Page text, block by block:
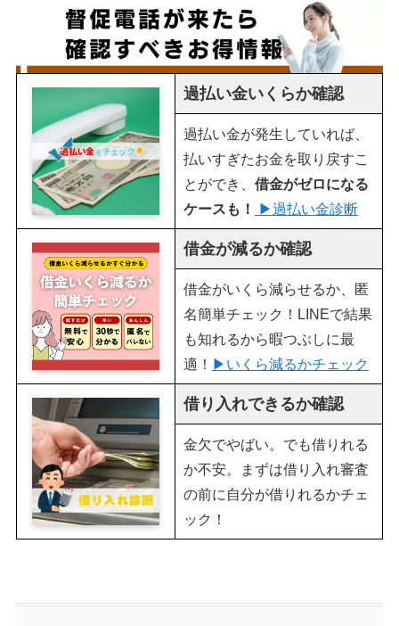
過払い金いくらか確認
過払い金が発生していれば、
払いすぎたお金を取り戻すこ
とができ、 借金がゼロになる
ケースも！
▶︎過払い金診断
借金が減るか確認
借金がいくら減らせるか、匿
名簡単チェック！LINEで結果
も知れるから暇つぶしに最
適！ ▶︎いくら減るかチェック
借り入れできるか確認
金欠でやばい。でも借りれる
か不安。まずは借り入れ審査
の前に自分が借りれるかチェ
ック！